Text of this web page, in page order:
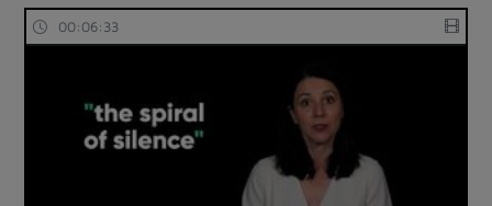
00:06:33